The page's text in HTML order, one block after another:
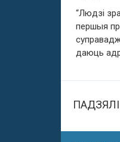
“Людзі
першыя
даюць